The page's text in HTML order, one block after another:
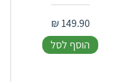
149.90
₪
הוסף לסל